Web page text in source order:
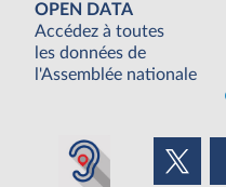
OPEN DATA
Accédez à toutes
les données de
l'Assemblée nationale